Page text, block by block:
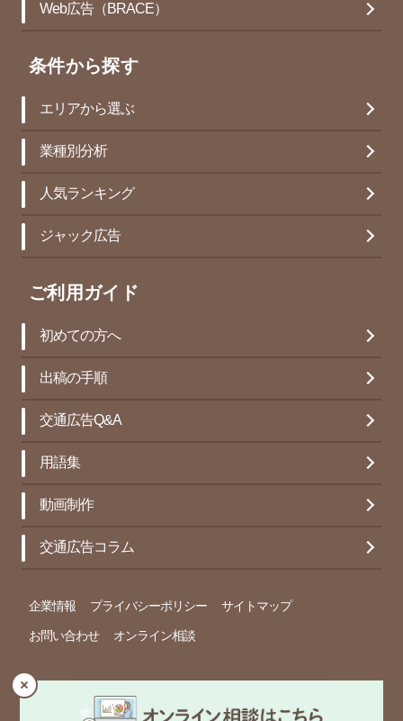
Web広告（BRACE）
条件から探す
エリアから選ぶ
業種別分析
人気ランキング
ジャック広告
ご利用ガイド
初めての方へ
出稿の手順
交通広告Q&A
用語集
動画制作
交通広告コラム
企業情報 プライバシーポリシー サイトマップ
お問い合わせ オンライン相談